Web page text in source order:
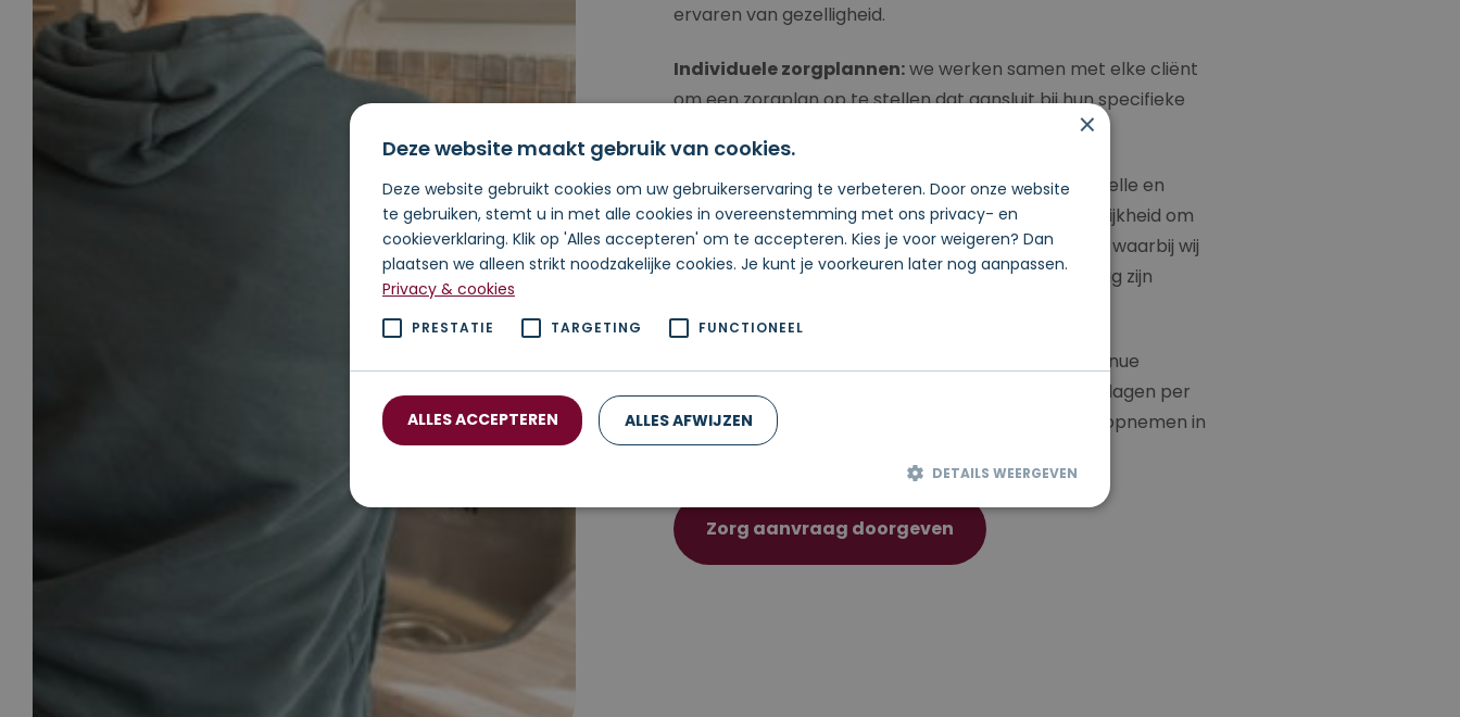
ervaren van gezelligheid.
Individuele zorgplannen:we werken samen met elke cliënt
om een zorgplan op te stellen dat aansluit bij hun specifieke
Beschikbaarheid van ‘adhoc zorg’:wij bieden snelle en
flexibele zorg op afroep, elke cliënt heeft de mogelijkheid om
dagelijks een beroep te doen op onze ‘adhoc zorg’, waarbij wij
snel reageren op zijn/haar behoefte(n) en aanwezig zijn
er is continue
bereikbaarheid van begeleiders, 24 uur per dag, 7 dagen per
week, zodat de cliënt op elk moment contact kan opnemen in
geval van nood, vragen of ondersteuning.
Zorg aanvraag doorgeven
×
Deze website maakt gebruik van cookies.
Deze website gebruikt cookies om uw gebruikerservaring te verbeteren. Door onze website
te gebruiken, stemt u in met alle cookies in overeenstemming met ons privacy- en
cookieverklaring. Klik op 'Alles accepteren' om te accepteren. Kies je voor weigeren? Dan
plaatsen we alleen strikt noodzakelijke cookies. Je kunt je voorkeuren later nog aanpassen.
Privacy & cookies
PRESTATIE TARGETING FUNCTIONEEL
ALLES ACCEPTEREN ALLES AFWIJZEN
DETAILS WEERGEVEN
Targeting Functioneel
Prestatiecookies worden gebruikt om te zien hoe bezoekers de website gebruiken, bijv. analytische cookies.
Deze cookies kunnen niet worden gebruikt om een bepaalde bezoeker direct te identificeren.
Naam
Aanbieder /
_ga_XVED8341ND